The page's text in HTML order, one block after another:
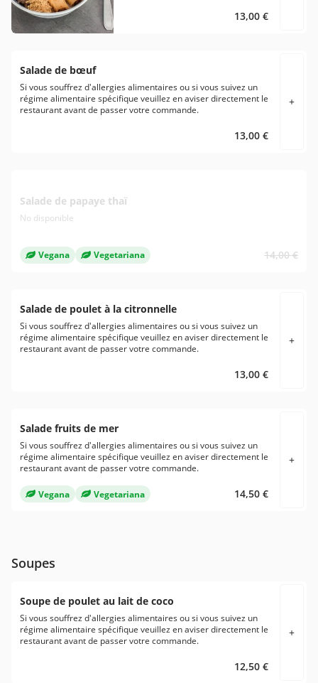
restaurant avant de passer votre13,00 €
Salade de bœuf
Si vous souffrez d'allergies alimentaires ou si vous suivez un
régime alimentaire spécifique veuillez en aviser directement le
restaurant avant de passer votre commande.
13,00 €
+
Salade de papaye thaï
No disponible
Vegana Vegetariana 14,00 €
Salade de poulet à la citronnelle
Si vous souffrez d'allergies alimentaires ou si vous suivez un
régime alimentaire spécifique veuillez en aviser directement le
restaurant avant de passer votre commande.
13,00 €
+
Salade fruits de mer
Si vous souffrez d'allergies alimentaires ou si vous suivez un
régime alimentaire spécifique veuillez en aviser directement le
restaurant avant de passer votre commande.
Vegana Vegetariana 14,50 €
+
Soupes
Soupe de poulet au lait de coco
Si vous souffrez d'allergies alimentaires ou si vous suivez un
régime alimentaire spécifique veuillez en aviser directement le
restaurant avant de passer votre commande.
12,50 €
+